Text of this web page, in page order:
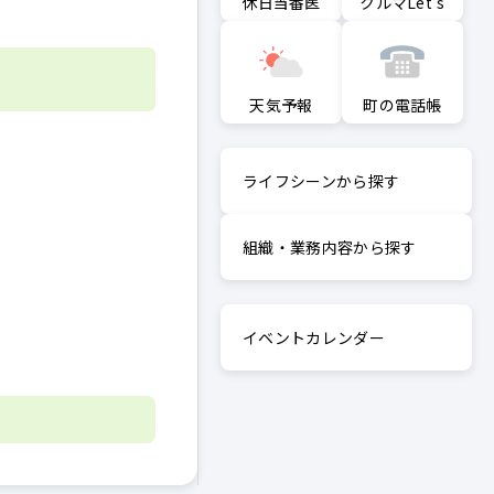
天気予報 町の電話帳
ライフシーンから探す
組織・業務内容から探す
イベントカレンダー